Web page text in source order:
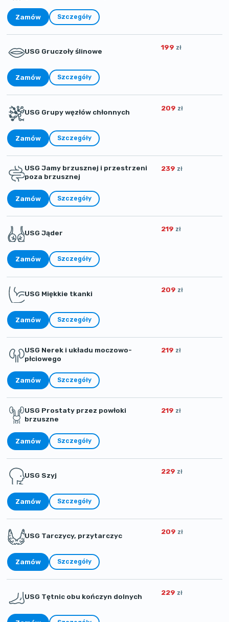
Zamów Szczegóły
USG Gruczoły ślinowe 199 zł
Zamów Szczegóły
USG Grupy węzłów chłonnych 209 zł
Zamów Szczegóły
USG Jamy brzusznej i przestrzeni
poza brzusznej
239 zł
Zamów Szczegóły
USG Jąder 219 zł
Zamów Szczegóły
USG Miękkie tkanki 209 zł
Zamów Szczegóły
USG Nerek i układu moczowo-
płciowego
219 zł
Zamów Szczegóły
USG Prostaty przez powłoki
brzuszne
219 zł
Zamów Szczegóły
USG Szyj 229 zł
Zamów Szczegóły
USG Tarczycy, przytarczyc 209 zł
Zamów Szczegóły
USG Tętnic obu kończyn dolnych 229 zł